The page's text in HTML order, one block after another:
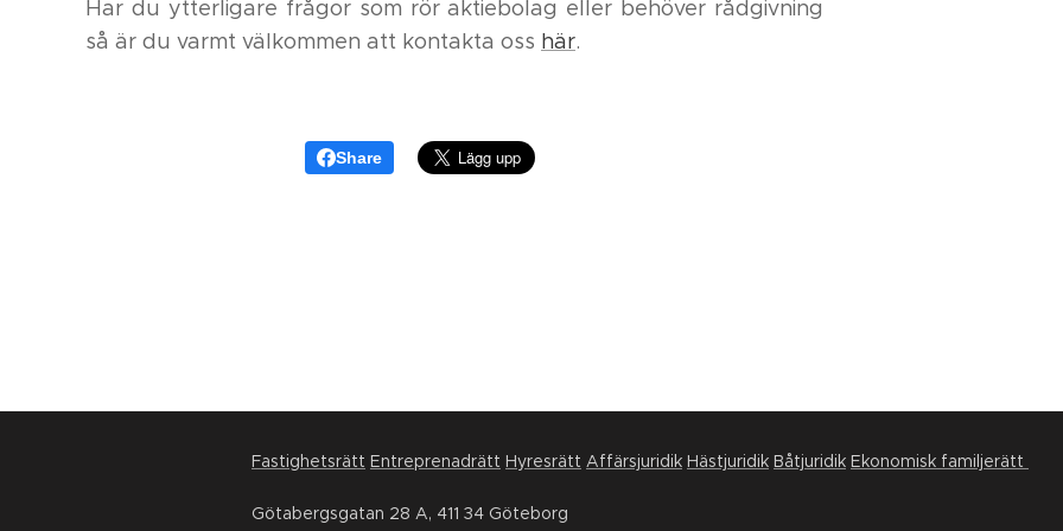
Har du ytterligare frågor som rör aktiebolag eller behöver rådgivning
så är du varmt välkommen att kontakta oss här.
Share
Fastighetsrätt Entreprenadrätt Hyresrätt Affärsjuridik Hästjuridik Båtjuridik Ekonomisk familjerätt
Götabergsgatan 28 A, 411 34 Göteborg